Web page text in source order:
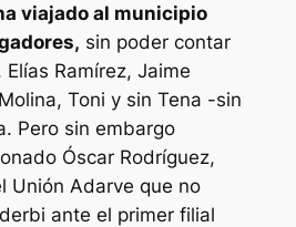
viajado al municipio
sin poder contar
Ramírez, Jaime
Toni y sin Tena -sin
Pero sin embargo
Óscar Rodríguez,
Unión Adarve que no
ante el primer filial